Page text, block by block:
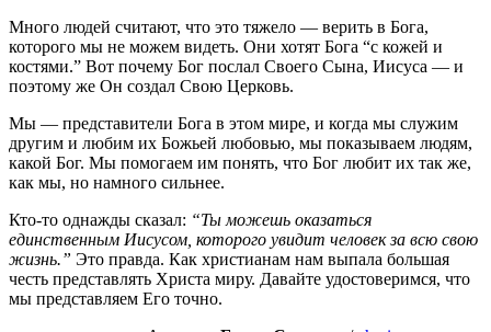
Много людей считают, что это тяжело — верить в Бога,
которого мы не можем видеть. Они хотят Бога “с кожей и
костями.” Вот почему Бог послал Своего Сына, Иисуса — и
поэтому же Он создал Свою Церковь.
Мы — представители Бога в этом мире, и когда мы служим
другим и любим их Божьей любовью, мы показываем людям,
какой Бог. Мы помогаем им понять, что Бог любит их так же,
как мы, но намного сильнее.
Кто-то однажды сказал: “Ты можешь оказаться
единственным Иисусом, которого увидит человек за всю свою
жизнь.” Это правда. Как христианам нам выпала большая
честь представлять Христа миру. Давайте удостоверимся, что
мы представляем Его точно.